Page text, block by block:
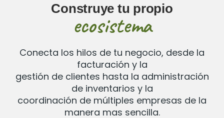
Construye tu propio
ecosistema
Conecta los hilos de tu negocio, desde la
facturación y la
gestión de clientes hasta la administración
de inventarios y la
coordinación de múltiples empresas de la
manera mas sencilla.